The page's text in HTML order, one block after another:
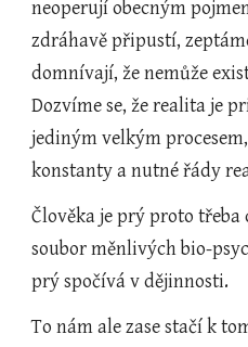
neoperují obecným
zdráhavě připustí,
domnívají, že nemůže
Dozvíme se, že realita je
jediným velkým
konstanty a nutné řády
Člověka je prý proto
soubor měnlivých bio-
prý spočívá v dějinnosti.
To nám ale zase stačí k